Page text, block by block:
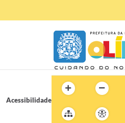
Acessibilidade